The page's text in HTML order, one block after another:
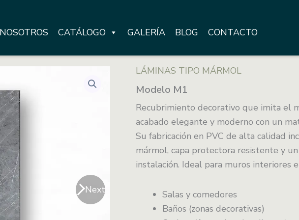
NOSOTROS CATÁLOGO GALERÍA BLOG CONTACTO
Next
LÁMINAS TIPO MÁRMOL
Modelo M1
Recubrimiento decorativo que imita el
acabado elegante y moderno con un
Su fabricación en PVC de alta calidad
mármol, capa protectora resistente y
instalación. Ideal para muros interiores
Salas y comedores
Baños (zonas decorativas)